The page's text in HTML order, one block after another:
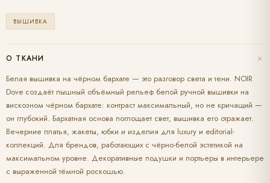
ВЫШИВКА
О ТКАНИ +
Белая вышивка на чёрном бархате — это разговор света и тени. NOIR
Dove создаёт пышный объёмный рельеф белой ручной вышивки на
вискозном чёрном бархате: контраст максимальный, но не кричащий —
он глубокий. Бархатная основа поглощает свет, вышивка его отражает.
Вечерние платья, жакеты, юбки и изделия для luxury и editorial-
коллекций. Для брендов, работающих с чёрно-белой эстетикой на
максимальном уровне. Декоративные подушки и портьеры в интерьере
с выраженной тёмной роскошью.